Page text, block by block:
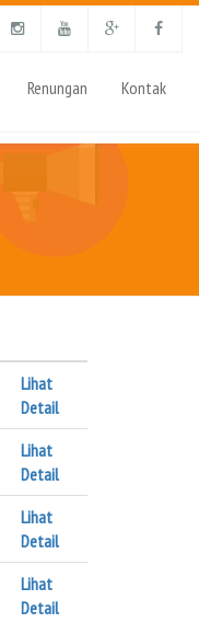
Renungan Kontak
Lihat
Detail
Lihat
Detail
Lihat
Detail
Lihat
Detail